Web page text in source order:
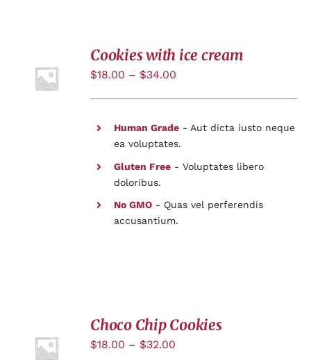
DÉTAILS
Cookies with ice cream
$18.00 – $34.00
Human Grade- Aut dicta iusto neque
ea voluptates.
Gluten Free- Voluptates libero
doloribus.
No GMO- Quas vel perferendis
accusantium.
DÉTAILS
Choco Chip Cookies
$18.00 – $32.00